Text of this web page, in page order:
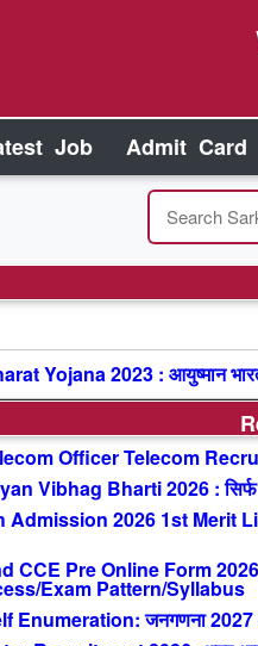
Job Admit Card
Yojana 2023 : आयुष्मान
Officer Telecom
Vibhag Bharti 2026 : सिर्फ
Admission 2026 1st Merit
CCE Pre Online Form
Exam Pattern/Syllabus
जनगणना 2027